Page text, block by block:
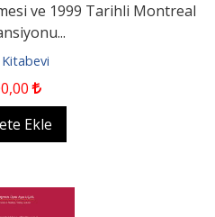
ve 1999 Tarihli Montreal
Kitabevi
,00
Ekle